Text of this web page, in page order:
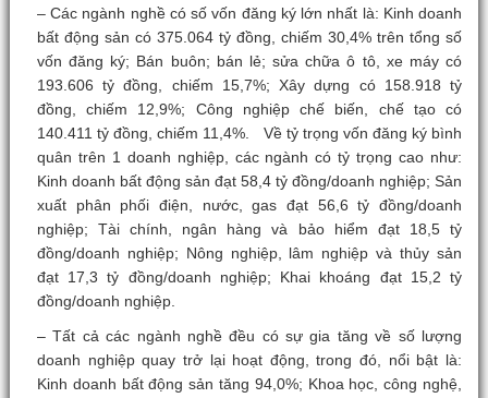
– Các ngành nghề có số vốn đăng ký lớn nhất là: Kinh doanh
bất động sản có 375.064 tỷ đồng, chiếm 30,4% trên tổng số
vốn đăng ký; Bán buôn; bán lẻ; sửa chữa ô tô, xe máy có
193.606 tỷ đồng, chiếm 15,7%; Xây dựng có 158.918 tỷ
đồng, chiếm 12,9%; Công nghiệp chế biến, chế tạo có
140.411 tỷ đồng, chiếm 11,4%. Về tỷ trọng vốn đăng ký bình
quân trên 1 doanh nghiệp, các ngành có tỷ trọng cao như:
Kinh doanh bất động sản đạt 58,4 tỷ đồng/doanh nghiệp; Sản
xuất phân phối điện, nước, gas đạt 56,6 tỷ đồng/doanh
nghiệp; Tài chính, ngân hàng và bảo hiểm đạt 18,5 tỷ
đồng/doanh nghiệp; Nông nghiệp, lâm nghiệp và thủy sản
đạt 17,3 tỷ đồng/doanh nghiệp; Khai khoáng đạt 15,2 tỷ
đồng/doanh nghiệp.
– Tất cả các ngành nghề đều có sự gia tăng về số lượng
doanh nghiệp quay trở lại hoạt động, trong đó, nổi bật là:
Kinh doanh bất động sản tăng 94,0%; Khoa học, công nghệ,